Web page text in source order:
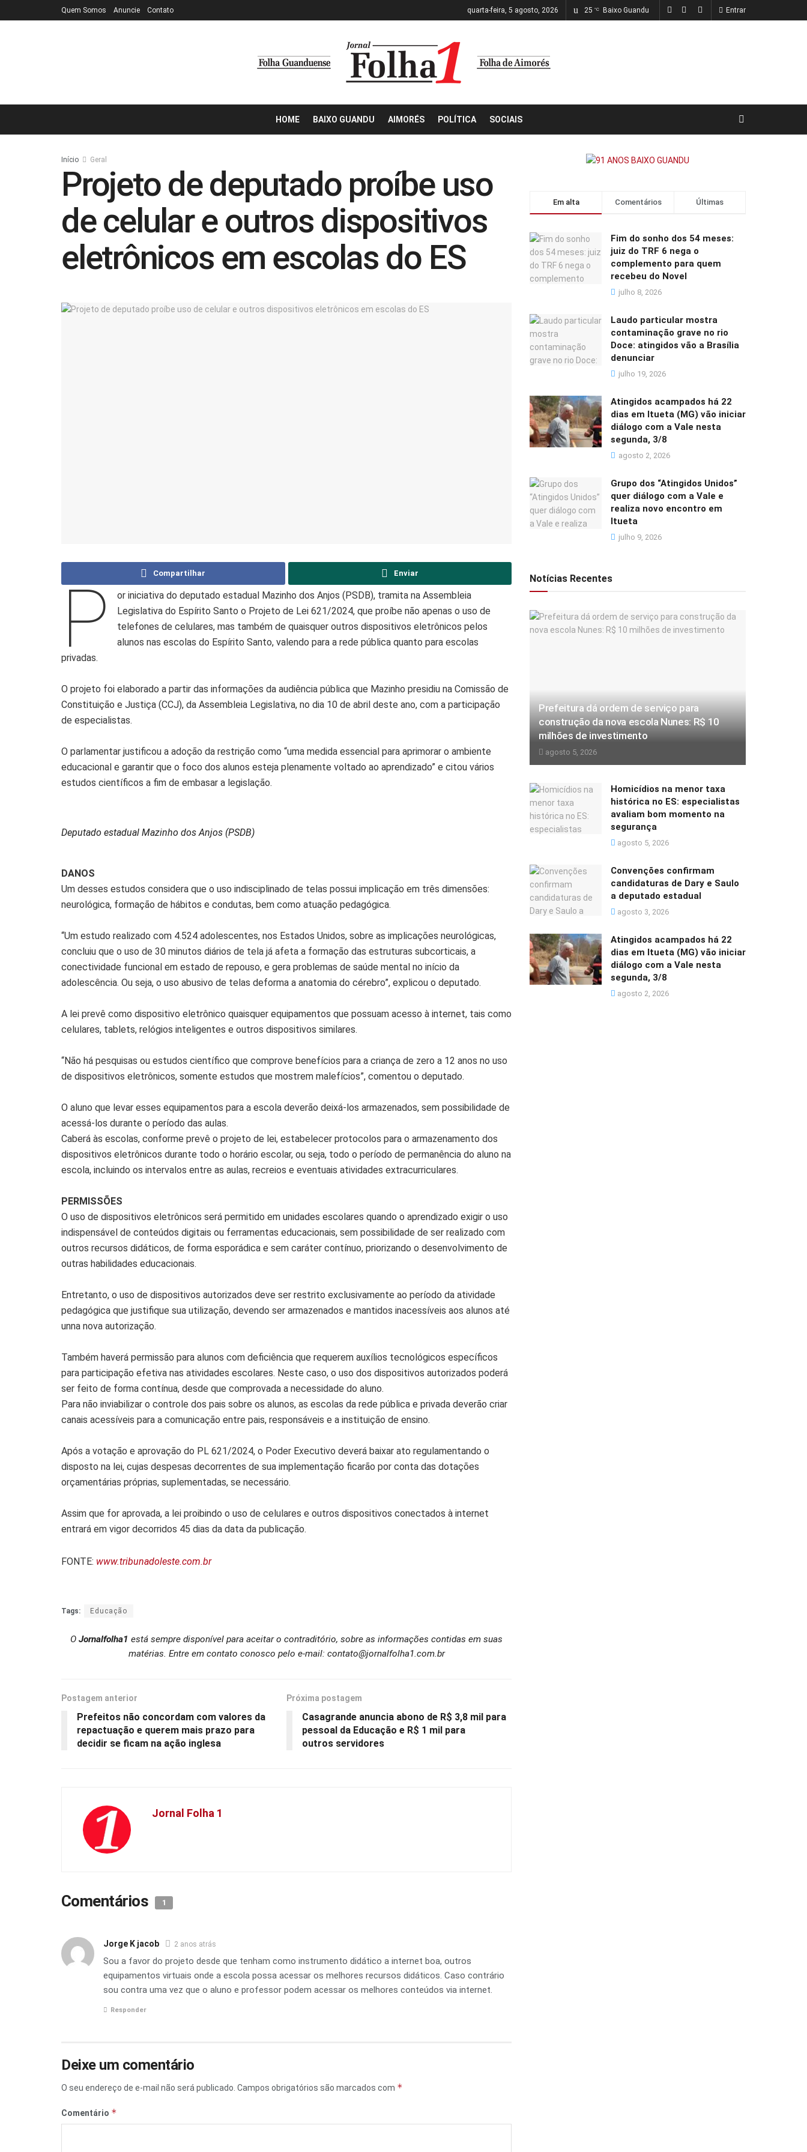
Quem Somos Anuncie Contato quarta-feira, 5 agosto, 2026 25 °C Baixo Guandu Entrar
HOME BAIXO GUANDU AIMORÉS POLÍTICA SOCIAIS
Início Geral
Projeto de deputado proíbe uso
de celular e outros dispositivos
eletrônicos em escolas do ES
Compartilhar Enviar
P
or iniciativa do deputado estadual Mazinho dos Anjos (PSDB), tramita na Assembleia
Legislativa do Espírito Santo o Projeto de Lei 621/2024, que proíbe não apenas o uso de
telefones de celulares, mas também de quaisquer outros dispositivos eletrônicos pelos
alunos nas escolas do Espírito Santo, valendo para a rede pública quanto para escolas
privadas.
O projeto foi elaborado a partir das informações da audiência pública que Mazinho presidiu na Comissão de
Constituição e Justiça (CCJ), da Assembleia Legislativa, no dia 10 de abril deste ano, com a participação
de especialistas.
O parlamentar justificou a adoção da restrição como “uma medida essencial para aprimorar o ambiente
educacional e garantir que o foco dos alunos esteja plenamente voltado ao aprendizado” e citou vários
estudos científicos a fim de embasar a legislação.
Deputado estadual Mazinho dos Anjos (PSDB)
DANOS
Um desses estudos considera que o uso indisciplinado de telas possui implicação em três dimensões:
neurológica, formação de hábitos e condutas, bem como atuação pedagógica.
“Um estudo realizado com 4.524 adolescentes, nos Estados Unidos, sobre as implicações neurológicas,
concluiu que o uso de 30 minutos diários de tela já afeta a formação das estruturas subcorticais, a
conectividade funcional em estado de repouso, e gera problemas de saúde mental no início da
adolescência. Ou seja, o uso abusivo de telas deforma a anatomia do cérebro”, explicou o deputado.
A lei prevê como dispositivo eletrônico quaisquer equipamentos que possuam acesso à internet, tais como
celulares, tablets, relógios inteligentes e outros dispositivos similares.
“Não há pesquisas ou estudos científico que comprove benefícios para a criança de zero a 12 anos no uso
de dispositivos eletrônicos, somente estudos que mostrem malefícios”, comentou o deputado.
O aluno que levar esses equipamentos para a escola deverão deixá-los armazenados, sem possibilidade de
acessá-los durante o período das aulas.
Caberá às escolas, conforme prevê o projeto de lei, estabelecer protocolos para o armazenamento dos
dispositivos eletrônicos durante todo o horário escolar, ou seja, todo o período de permanência do aluno na
escola, incluindo os intervalos entre as aulas, recreios e eventuais atividades extracurriculares.
PERMISSÕES
O uso de dispositivos eletrônicos será permitido em unidades escolares quando o aprendizado exigir o uso
indispensável de conteúdos digitais ou ferramentas educacionais, sem possibilidade de ser realizado com
outros recursos didáticos, de forma esporádica e sem caráter contínuo, priorizando o desenvolvimento de
outras habilidades educacionais.
Entretanto, o uso de dispositivos autorizados deve ser restrito exclusivamente ao período da atividade
pedagógica que justifique sua utilização, devendo ser armazenados e mantidos inacessíveis aos alunos até
unna nova autorização.
Também haverá permissão para alunos com deficiência que requerem auxílios tecnológicos específicos
para participação efetiva nas atividades escolares. Neste caso, o uso dos dispositivos autorizados poderá
ser feito de forma contínua, desde que comprovada a necessidade do aluno.
Para não inviabilizar o controle dos pais sobre os alunos, as escolas da rede pública e privada deverão criar
canais acessíveis para a comunicação entre pais, responsáveis e a instituição de ensino.
Após a votação e aprovação do PL 621/2024, o Poder Executivo deverá baixar ato regulamentando o
disposto na lei, cujas despesas decorrentes de sua implementação ficarão por conta das dotações
orçamentárias próprias, suplementadas, se necessário.
Assim que for aprovada, a lei proibindo o uso de celulares e outros dispositivos conectados à internet
entrará em vigor decorridos 45 dias da data da publicação.
FONTE: www.tribunadoleste.com.br
Tags: Educação
O Jornalfolha1 está sempre disponível para aceitar o contraditório, sobre as informações contidas em suas
matérias. Entre em contato conosco pelo e-mail: contato@jornalfolha1.com.br
Postagem anterior
Prefeitos não concordam com valores da
repactuação e querem mais prazo para
decidir se ficam na ação inglesa
Próxima postagem
Casagrande anuncia abono de R$ 3,8 mil para
pessoal da Educação e R$ 1 mil para
outros servidores
Jornal Folha 1
Comentários 1
Jorge K jacob 2 anos atrás
Sou a favor do projeto desde que tenham como instrumento didático a internet boa, outros
equipamentos virtuais onde a escola possa acessar os melhores recursos didáticos. Caso contrário
sou contra uma vez que o aluno e professor podem acessar os melhores conteúdos via internet.
Responder
Deixe um comentário
O seu endereço de e-mail não será publicado. Campos obrigatórios são marcados com *
Comentário *
Em alta Comentários Últimas
Fim do sonho dos 54 meses:
juiz do TRF 6 nega o
complemento para quem
recebeu do Novel
julho 8, 2026
Laudo particular mostra
contaminação grave no rio
Doce: atingidos vão a Brasília
denunciar
julho 19, 2026
Atingidos acampados há 22
dias em Itueta (MG) vão iniciar
diálogo com a Vale nesta
segunda, 3/8
agosto 2, 2026
Grupo dos “Atingidos Unidos”
quer diálogo com a Vale e
realiza novo encontro em
Itueta
julho 9, 2026
Notícias Recentes
Prefeitura dá ordem de serviço para
construção da nova escola Nunes: R$ 10
milhões de investimento
agosto 5, 2026
Homicídios na menor taxa
histórica no ES: especialistas
avaliam bom momento na
segurança
agosto 5, 2026
Convenções confirmam
candidaturas de Dary e Saulo
a deputado estadual
agosto 3, 2026
Atingidos acampados há 22
dias em Itueta (MG) vão iniciar
diálogo com a Vale nesta
segunda, 3/8
agosto 2, 2026